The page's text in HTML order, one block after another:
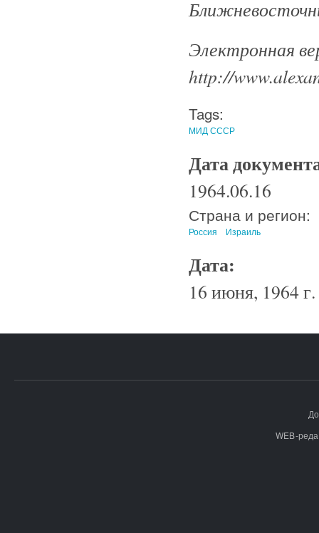
Электронная
http://
Tags:
МИД СССР
Дата
1964.06.16
Страна и регион:
Россия Израиль
Дата:
16 июня, 1964 г.
WEB-